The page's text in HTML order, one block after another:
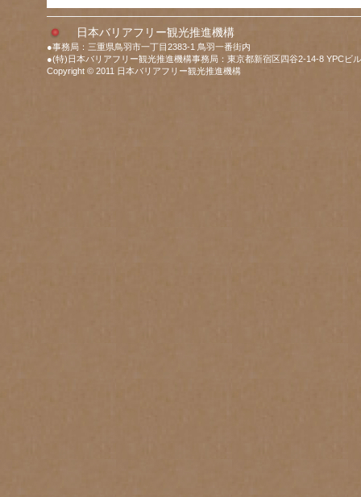
日本バリアフリー観光推進機構
●事務局：三重県鳥羽市一丁目2383-1 鳥羽一番街内
●(特)日本バリアフリー観光推進機構事務局：東京都新宿区四谷2-14-8 YPCビ
Copyright © 2011 日本バリアフリー観光推進機構